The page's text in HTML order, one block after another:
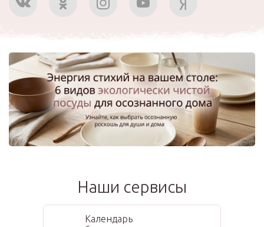
Наши сервисы
Календарь